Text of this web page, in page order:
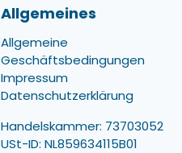
Allgemeines
Allgemeine
Geschäftsbedingungen
Impressum
Datenschutzerklärung
Handelskammer: 73703052
USt-ID: NL859634115B01